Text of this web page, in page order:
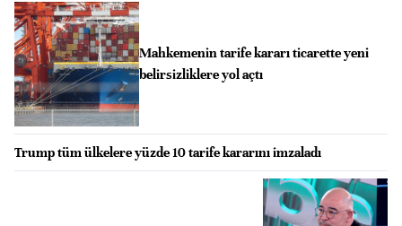
Mahkemenin tarife kararı ticarette yeni
belirsizliklere yol açtı
Trump tüm ülkelere yüzde 10 tarife kararını imzaladı